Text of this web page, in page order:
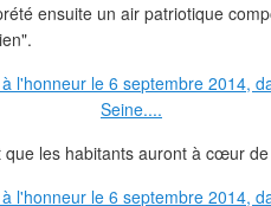
ensuite un air patriotique
que les habitants auront à cœur